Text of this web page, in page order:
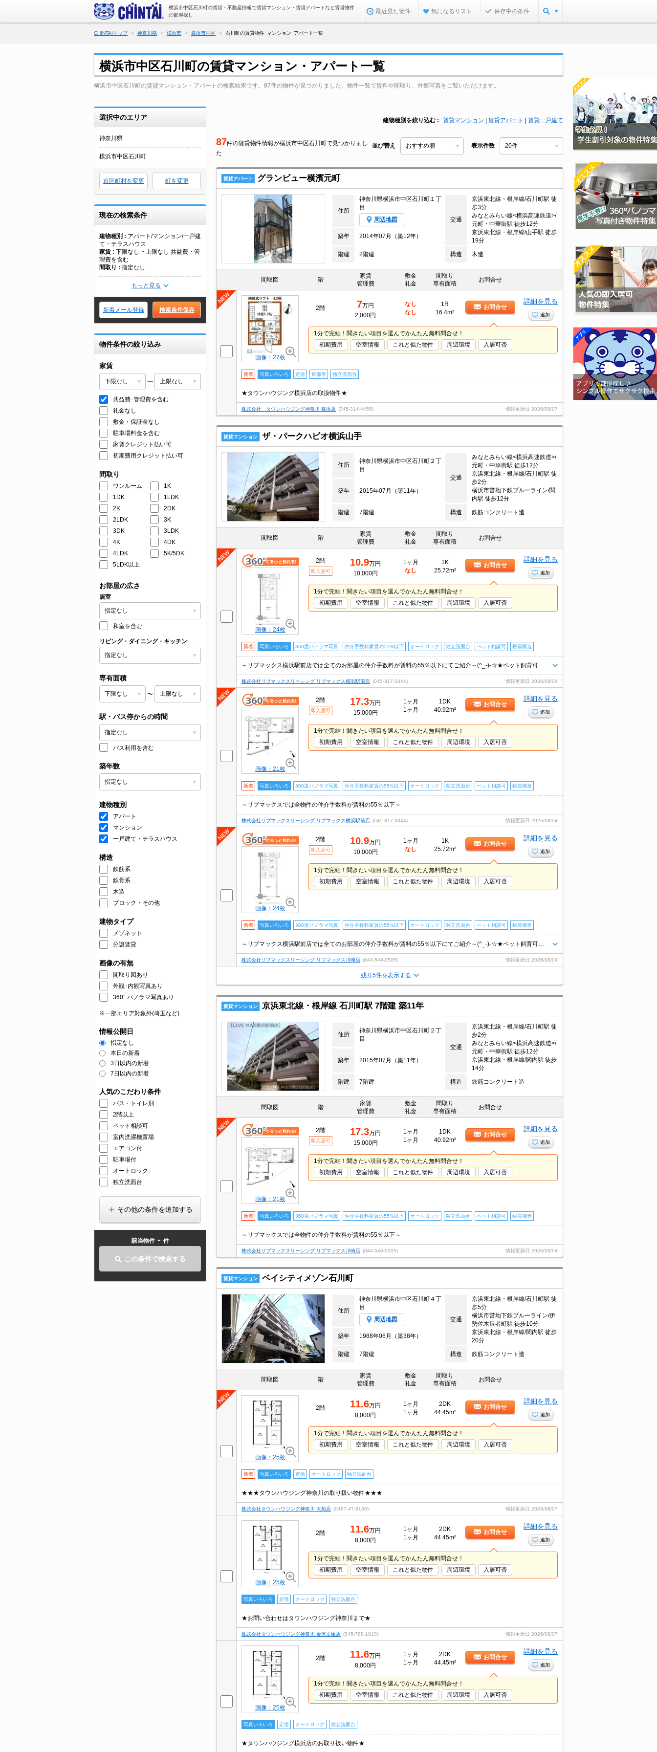
横浜市中区石川町の賃貸・不動産情報で賃貸マンション・賃貸アパートなど賃貸物件
の部屋探し
最近見た物件 気になるリスト 保存中の条件
CHINTAIトップ 神奈川県 横浜市 横浜市中区 石川町の賃貸物件･マンション･アパート一覧
横浜市中区石川町の賃貸マンション・アパート一覧
横浜市中区石川町の賃貸マンション・アパートの検索結果です。87件の物件が見つかりました。物件一覧で賃料や間取り、外観写真をご覧いただけます。
選択中のエリア
神奈川県
横浜市中区石川町
市区町村を変更 町を変更
現在の検索条件
建物種別
アパート/マンション/一戸建
て・テラスハウス
家賃
下限なし ~ 上限なし 共益費・管
理費を含む
間取り
指定なし
もっと見る
新着メール登録 検索条件保存
物件条件の絞り込み
家賃
〜
共益費･管理費を含む
礼金なし
敷金・保証金なし
駐車場料金を含む
家賃クレジット払い可
初期費用クレジット払い可
間取り
ワンルーム
1K
1DK
1LDK
2K
2DK
2LDK
3K
3DK
3LDK
4K
4DK
4LDK
5K/5DK
5LDK以上
お部屋の広さ
居室
和室を含む
リビング・ダイニング・キッチン
専有面積
〜
駅・バス停からの時間
バス利用を含む
築年数
建物種別
アパート
マンション
一戸建て・テラスハウス
構造
鉄筋系
鉄骨系
木造
ブロック・その他
建物タイプ
メゾネット
分譲賃貸
画像の有無
間取り図あり
外観･内観写真あり
360° パノラマ写真あり
※一部エリア対象外(埼玉など)
情報公開日
指定なし
本日の新着
3日以内の新着
7日以内の新着
人気のこだわり条件
バス・トイレ別
2階以上
ペット相談可
室内洗濯機置場
エアコン付
駐車場付
オートロック
独立洗面台
その他の条件を追加する
該当物件 - 件
この条件で検索する
建物種別を絞り込む 賃貸マンション 賃貸アパート 賃貸一戸建て
87件の賃貸物件情報が横浜市中区石川町で見つかりまし
た
並び替え 表示件数
賃貸アパート グランビュー横濱元町
住所
神奈川県横浜市中区石川町１丁
目
周辺地図 交通
京浜東北線・根岸線/石川町駅 徒
歩3分
みなとみらい線<横浜高速鉄道>/
元町・中華街駅 徒歩12分
京浜東北線・根岸線/山手駅 徒歩
19分
築年 2014年07月（築12年）
階建 2階建 構造 木造
間取図 階
家賃
管理費
敷金
礼金
間取り
専有面積
お問合せ
画像：27枚
2階 7万円
2,000円
なし
なし
1R
16.4m²
お問合せ
詳細を見る
追加
1分で完結！聞きたい項目を選んでかんたん無料問合せ！
初期費用
空室情報 これと似た物件 周辺環境 入居可否
新着 写真いろいろ 定借 角部屋 独立洗面台
★タウンハウジング横浜店の取扱物件★
株式会社 タウンハウジング神奈川 横浜店 (045-314-4455) 情報更新日 2026/08/07
賃貸マンション ザ・パークハビオ横浜山手
住所
神奈川県横浜市中区石川町２丁
目
交通
みなとみらい線<横浜高速鉄道>/
元町・中華街駅 徒歩12分
京浜東北線・根岸線/石川町駅 徒
歩2分
横浜市営地下鉄ブルーライン/関
内駅 徒歩12分
築年 2015年07月（築11年）
階建 7階建 構造 鉄筋コンクリート造
間取図 階
家賃
管理費
敷金
礼金
間取り
専有面積
お問合せ
画像：24枚
2階
即入居可
10.9万円
10,000円
1ヶ月
なし
1K
25.72m²
お問合せ
詳細を見る
追加
1分で完結！聞きたい項目を選んでかんたん無料問合せ！
初期費用
空室情報 これと似た物件 周辺環境 入居可否
新着 写真いろいろ 360度パノラマ写真 仲介手数料家賃の55%以下 オートロック 独立洗面台 ペット相談可 耐震構造
株式会社リブマックスリーシング リブマックス横浜駅前店 (045-317-3344) 情報更新日 2026/08/04
画像：21枚
2階
即入居可
17.3万円
15,000円
1ヶ月
1ヶ月
1DK
40.92m²
お問合せ
詳細を見る
追加
1分で完結！聞きたい項目を選んでかんたん無料問合せ！
初期費用
空室情報 これと似た物件 周辺環境 入居可否
新着 写真いろいろ 360度パノラマ写真 仲介手数料家賃の55%以下 オートロック 独立洗面台 ペット相談可 耐震構造
～リブマックスでは全物件の仲介手数料が賃料の55％以下～
株式会社リブマックスリーシング リブマックス横浜駅前店 (045-317-3344) 情報更新日 2026/08/04
画像：24枚
2階
即入居可
10.9万円
10,000円
1ヶ月
なし
1K
25.72m²
お問合せ
詳細を見る
追加
1分で完結！聞きたい項目を選んでかんたん無料問合せ！
初期費用
空室情報 これと似た物件 周辺環境 入居可否
新着 写真いろいろ 360度パノラマ写真 仲介手数料家賃の55%以下 オートロック 独立洗面台 ペット相談可 耐震構造
株式会社リブマックスリーシング リブマックス川崎店 (044-540-0505) 情報更新日 2026/08/04
残り5件を表示する
賃貸マンション 京浜東北線・根岸線 石川町駅 7階建 築11年
住所
神奈川県横浜市中区石川町２丁
目
交通
京浜東北線・根岸線/石川町駅 徒
歩2分
みなとみらい線<横浜高速鉄道>/
元町・中華街駅 徒歩12分
京浜東北線・根岸線/関内駅 徒歩
14分
築年 2015年07月（築11年）
階建 7階建 構造 鉄筋コンクリート造
間取図 階
家賃
管理費
敷金
礼金
間取り
専有面積
お問合せ
画像：21枚
2階
即入居可
17.3万円
15,000円
1ヶ月
1ヶ月
1DK
40.92m²
お問合せ
詳細を見る
追加
1分で完結！聞きたい項目を選んでかんたん無料問合せ！
初期費用
空室情報 これと似た物件 周辺環境 入居可否
新着 写真いろいろ 360度パノラマ写真 仲介手数料家賃の55%以下 オートロック 独立洗面台 ペット相談可 耐震構造
～リブマックスでは全物件の仲介手数料が賃料の55％以下～
株式会社リブマックスリーシング リブマックス川崎店 (044-540-0505) 情報更新日 2026/08/04
賃貸マンション ベイシティメゾン石川町
住所
神奈川県横浜市中区石川町４丁
目
周辺地図 交通
京浜東北線・根岸線/石川町駅 徒
歩5分
横浜市営地下鉄ブルーライン/伊
勢佐木長者町駅 徒歩10分
京浜東北線・根岸線/関内駅 徒歩
20分
築年 1988年06月（築38年）
階建 7階建 構造 鉄筋コンクリート造
間取図 階
家賃
管理費
敷金
礼金
間取り
専有面積
お問合せ
画像：25枚
2階 11.6万円
8,000円
1ヶ月
1ヶ月
2DK
44.45m²
お問合せ
詳細を見る
追加
1分で完結！聞きたい項目を選んでかんたん無料問合せ！
初期費用
空室情報 これと似た物件 周辺環境 入居可否
新着 写真いろいろ 定借 オートロック 独立洗面台
★★★タウンハウジング神奈川の取り扱い物件★★★
株式会社タウンハウジング神奈川 大船店 (0467-47-9130) 情報更新日 2026/08/07
画像：25枚
2階 11.6万円
8,000円
1ヶ月
1ヶ月
2DK
44.45m²
お問合せ
詳細を見る
追加
1分で完結！聞きたい項目を選んでかんたん無料問合せ！
初期費用
空室情報 これと似た物件 周辺環境 入居可否
写真いろいろ 定借 オートロック 独立洗面台
★お問い合わせはタウンハウジング神奈川まで★
株式会社タウンハウジング神奈川 金沢文庫店 (045-788-1810) 情報更新日 2026/08/07
画像：25枚
2階 11.6万円
8,000円
1ヶ月
1ヶ月
2DK
44.45m²
お問合せ
詳細を見る
追加
1分で完結！聞きたい項目を選んでかんたん無料問合せ！
初期費用
空室情報 これと似た物件 周辺環境 入居可否
写真いろいろ 定借 オートロック 独立洗面台
★タウンハウジング横浜店のお取り扱い物件★